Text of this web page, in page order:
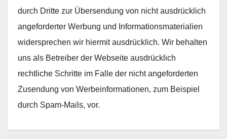
durch Dritte zur Übersendung von nicht ausdrücklich
angeforderter Werbung und Informationsmaterialien
widersprechen wir hiermit ausdrücklich. Wir behalten
uns als Betreiber der Webseite ausdrücklich
rechtliche Schritte im Falle der nicht angeforderten
Zusendung von Werbeinformationen, zum Beispiel
durch Spam-Mails, vor.